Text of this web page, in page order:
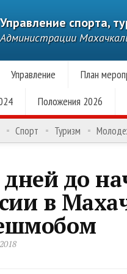
Управление спорта,
Администрации
Управление План
Положения 2026
Спорт Туризм
дней до
в